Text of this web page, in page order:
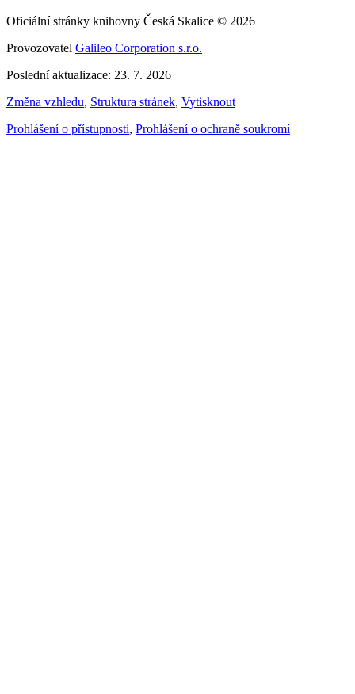
Oficiální stránky knihovny Česká Skalice © 2026
Provozovatel Galileo Corporation s.r.o.
Poslední aktualizace: 23. 7. 2026
Změna vzhledu, Struktura stránek, Vytisknout
Prohlášení o přístupnosti, Prohlášení o ochraně soukromí